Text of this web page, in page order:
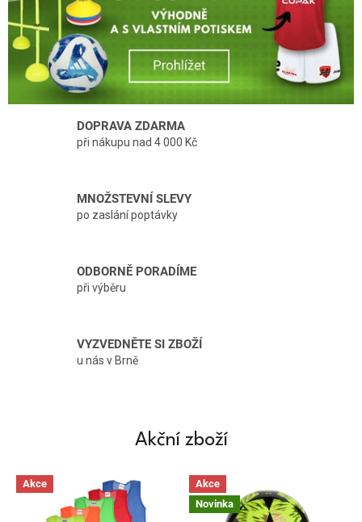
y
b
a
v
DOPRAVA ZDARMA
při nákupu nad 4 000 Kč
MNOŽSTEVNÍ SLEVY
po zaslání poptávky
ODBORNĚ PORADÍME
při výběru
VYZVEDNĚTE SI ZBOŽÍ
u nás v Brně
Akční zboží
Akce
Akce
Novinka